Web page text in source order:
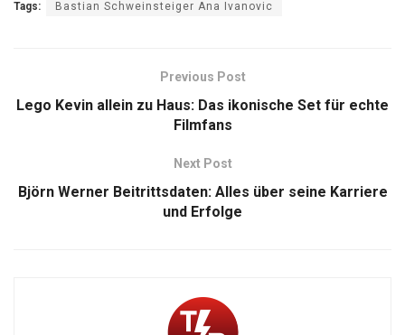
Tags: Bastian Schweinsteiger Ana Ivanovic
Previous Post
Lego Kevin allein zu Haus: Das ikonische Set für echte
Filmfans
Next Post
Björn Werner Beitrittsdaten: Alles über seine Karriere
und Erfolge